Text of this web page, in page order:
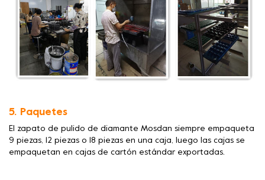
5. Paquetes
El zapato de pulido de diamante Mosdan siempre empaqueta
9 piezas, 12 piezas o 18 piezas en una caja, luego las cajas se
empaquetan en cajas de cartón estándar exportadas.